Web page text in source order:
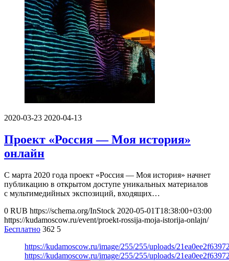
2020-03-23 2020-04-13
Проект «Россия — Моя история»
онлайн
С марта 2020 года проект «Россия — Моя история» начнет
публикацию в открытом доступе уникальных материалов
с мультимедийных экспозиций, входящих…
0 RUB https://schema.org/InStock 2020-05-01T18:38:00+03:00
https://kudamoscow.ru/event/proekt-rossija-moja-istorija-onlajn/
Бесплатно 362 5
https://kudamoscow.ru/image/255/255/uploads/
https://kudamoscow.ru/image/255/255/uploads/